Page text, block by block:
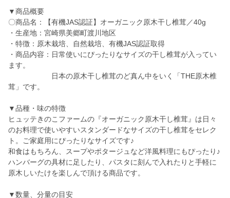
▼商品概要
〇商品名：【有機JAS認証】オーガニック原木干し椎茸／40g
・生産地：宮崎県美郷町渡川地区
・特徴：原木栽培、自然栽培、有機JAS認証取得
・商品内容：日常使いにぴったりなサイズの干し椎茸が入ってい
ます。
日本の原木干し椎茸のど真ん中をいく「THE原木椎
茸」です。
▼品種・味の特徴
ヒュッテきのこファームの『オーガニック原木干し椎茸』は日々
のお料理で使いやすいスタンダードなサイズの干し椎茸をセレク
ト。ご家庭用にぴったりなサイズです♪
和食はもちろん、スープやポタージュなど洋風料理にもぴったり♪
ハンバーグの具材に足したり、パスタに刻んで入れたりと手軽に
原木しいたけを楽しんで頂ける商品です。
▼数量、分量の目安